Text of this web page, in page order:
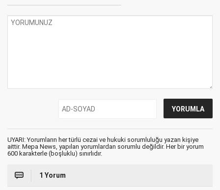
UYARI: Yorumların her türlü cezai ve hukuki sorumluluğu yazan kişiye
aittir. Mepa News, yapılan yorumlardan sorumlu değildir. Her bir yorum
600 karakterle (boşluklu) sınırlıdır.
1 Yorum